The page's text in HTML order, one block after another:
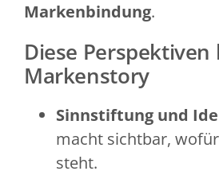
Markenbindung.
Diese
Markenstory
Sinnstiftung und
macht sichtbar,
steht.